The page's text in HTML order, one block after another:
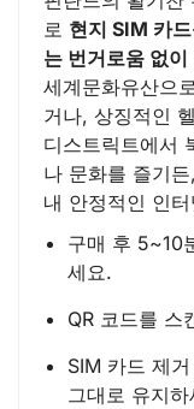
로 현지 SIM 카
는 번거로움 없이
세계문화유산으
거나, 상징적인
디스트릭트에서
나 문화를 즐기
내 안정적인 인
구매 후 5~10
세요.
QR 코드를 스
SIM 카드 제
그대로 유지하